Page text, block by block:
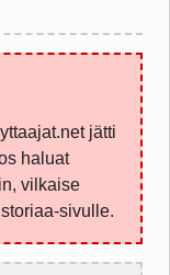
jätti
haluat
vilkaise
sivulle.